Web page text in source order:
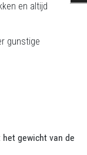
en altijd
gunstige
gewicht van de